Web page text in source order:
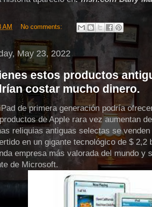
AM No comments:
May 23, 2022
estos productos
costar mucho dinero.
de primera generación podría
de Apple rara vez aumentan
reliquias antiguas selectas se
en un gigante tecnológico de $ 2,2
empresa más valorada del mundo y
de Microsoft.